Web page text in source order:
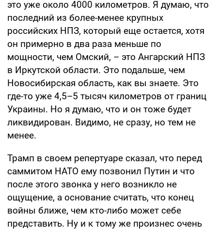
это уже около 4000 километров. Я думаю, что
последний из более-менее крупных
российских НПЗ, который еще остается, хотя
он примерно в два раза меньше по
мощности, чем Омский, – это Ангарский НПЗ
в Иркутской области. Это подальше, чем
Новосибирская область, как вы знаете. Это
где-то уже 4,5–5 тысяч километров от границ
Украины. Но я думаю, что и он тоже будет
ликвидирован. Видимо, не сразу, но тем не
менее.
Трамп в своем репертуаре сказал, что перед
саммитом НАТО ему позвонил Путин и что
после этого звонка у него возникло не
ощущение, а основание считать, что конец
войны ближе, чем кто-либо может себе
представить. Ну и к тому же произнес очень